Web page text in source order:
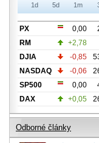
1d 5d 1m
PX 0,00
RM
+2,78
DJIA
-0,85
NASDAQ
-0,06
SP500
0,00
DAX
+0,05
Odborné články